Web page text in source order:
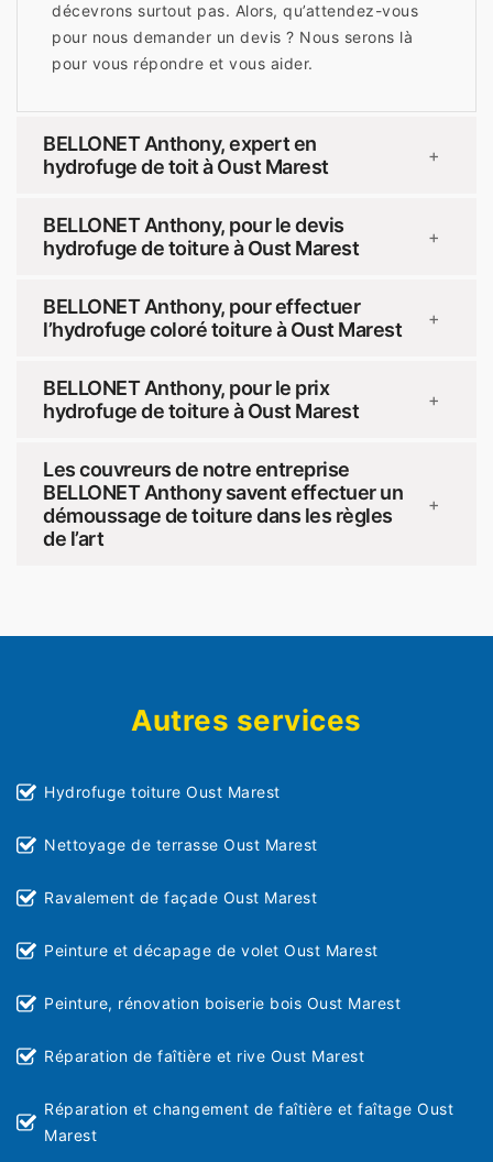
décevrons surtout pas. Alors, qu’attendez-vous
pour nous demander un devis ? Nous serons là
pour vous répondre et vous aider.
BELLONET Anthony, expert en
hydrofuge de toit à Oust Marest
+
BELLONET Anthony, pour le devis
hydrofuge de toiture à Oust Marest
+
BELLONET Anthony, pour effectuer
l’hydrofuge coloré toiture à Oust Marest
+
BELLONET Anthony, pour le prix
hydrofuge de toiture à Oust Marest
+
Les couvreurs de notre entreprise
BELLONET Anthony savent effectuer un
démoussage de toiture dans les règles
de l’art
+
Autres services
Hydrofuge toiture Oust Marest
Nettoyage de terrasse Oust Marest
Ravalement de façade Oust Marest
Peinture et décapage de volet Oust Marest
Peinture, rénovation boiserie bois Oust Marest
Réparation de faîtière et rive Oust Marest
Réparation et changement de faîtière et faîtage Oust
Marest